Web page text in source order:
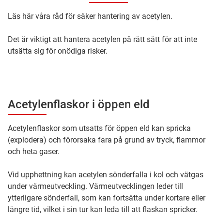
Läs här våra råd för säker hantering av acetylen.
Det är viktigt att hantera acetylen på rätt sätt för att inte
utsätta sig för onödiga risker.
Acetylenflaskor i öppen eld
Acetylenflaskor som utsatts för öppen eld kan spricka
(explodera) och förorsaka fara på grund av tryck, flammor
och heta gaser.
Vid upphettning kan acetylen sönderfalla i kol och vätgas
under värmeutveckling. Värmeutvecklingen leder till
ytterligare sönderfall, som kan fortsätta under kortare eller
längre tid, vilket i sin tur kan leda till att flaskan spricker.